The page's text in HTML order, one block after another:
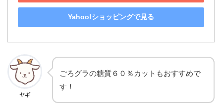
Yahoo!ショッピングで見る
ヤギ
ごろグラの糖質６０％カットもおすすめで
す！